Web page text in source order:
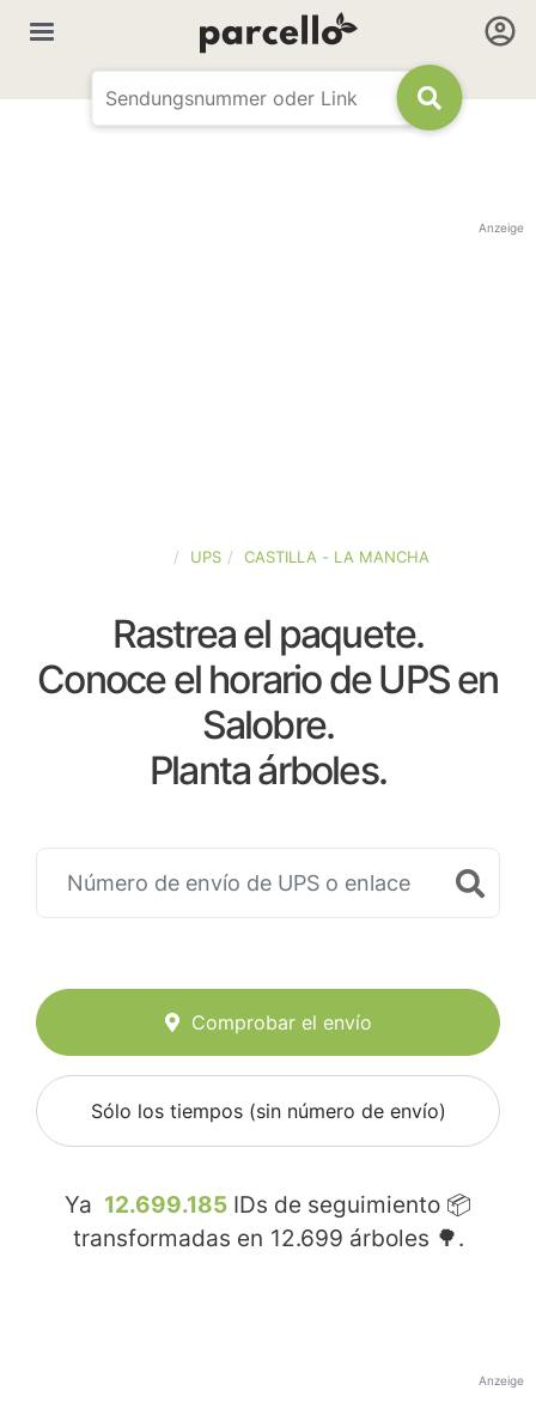
Anzeige
UPS CASTILLA - LA MANCHA
Rastrea el paquete.
Conoce el horario de UPS en
Salobre.
Planta árboles.
Comprobar el envío
Sólo los tiempos (sin número de envío)
Ya 12.699.185 IDs de seguimiento 📦
transformadas en 12.699 árboles 🌳.
Anzeige